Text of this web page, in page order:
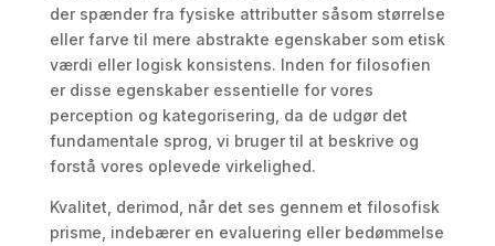
der spænder fra fysiske attributter såsom størrelse
eller farve til mere abstrakte egenskaber som etisk
værdi eller logisk konsistens. Inden for filosofien
er disse egenskaber essentielle for vores
perception og kategorisering, da de udgør det
fundamentale sprog, vi bruger til at beskrive og
forstå vores oplevede virkelighed.
Kvalitet, derimod, når det ses gennem et filosofisk
prisme, indebærer en evaluering eller bedømmelse